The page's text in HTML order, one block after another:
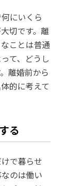
にいくら
切です。離
ことは普通
て、どうし
離婚前から
的に考えて
る
で暮らせ
のは働い